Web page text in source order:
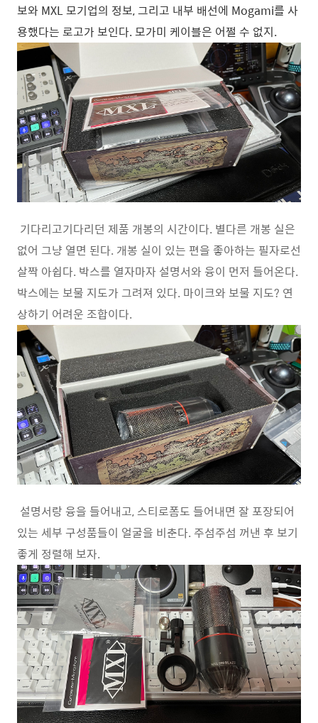
보와 MXL 모기업의 정보, 그리고 내부 배선에 Mogami를 사
용했다는 로고가 보인다. 모가미 케이블은 어쩔 수 없지.
기다리고기다리던 제품 개봉의 시간이다. 별다른 개봉 실은
없어 그냥 열면 된다. 개봉 실이 있는 편을 좋아하는 필자로선
살짝 아쉽다. 박스를 열자마자 설명서와 융이 먼저 들어온다.
박스에는 보물 지도가 그려져 있다. 마이크와 보물 지도? 연
상하기 어려운 조합이다.
설명서랑 융을 들어내고, 스티로폼도 들어내면 잘 포장되어
있는 세부 구성품들이 얼굴을 비춘다. 주섬주섬 꺼낸 후 보기
좋게 정렬해 보자.